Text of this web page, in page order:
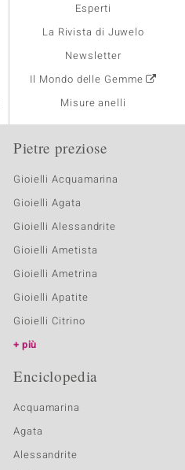
Esperti
La Rivista di Juwelo
Newsletter
Il Mondo delle Gemme
Misure anelli
Pietre preziose
Gioielli Acquamarina
Gioielli Agata
Gioielli Alessandrite
Gioielli Ametista
Gioielli Ametrina
Gioielli Apatite
Gioielli Citrino
più
Enciclopedia
Acquamarina
Agata
Alessandrite